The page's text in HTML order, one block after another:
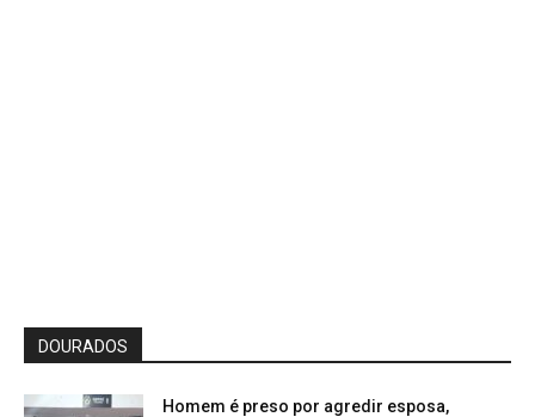
DOURADOS
Homem é preso por agredir esposa,